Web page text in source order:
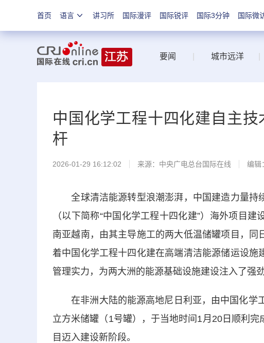
首页 语言 讲习所 国际漫评 国际锐评 国际3分钟 国际微
要闻 城市远洋
中国化学工程十四化建自主
杆
2026-01-29 16:12:02 来源：中央广电总台国际在线 编辑
全球清洁能源转型浪潮澎湃，中国建造力量持
（以下简称“中国化学工程十四化建”）海外项目
南亚越南，由其主导施工的两大低温储罐项目，
着中国化学工程十四化建在高端清洁能源储运设
管理实力，为两大洲的能源基础设施建设注入了强劲
在非洲大陆的能源高地尼日利亚，由中国化学
立方米储罐（1号罐），于当地时间1月20日顺利
目迈入建设新阶段。